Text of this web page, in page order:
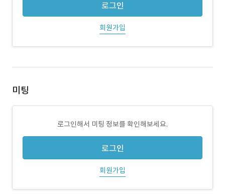
로그인
회원가입
미팅
로그인해서 미팅 정보를 확인해보세요.
로그인
회원가입